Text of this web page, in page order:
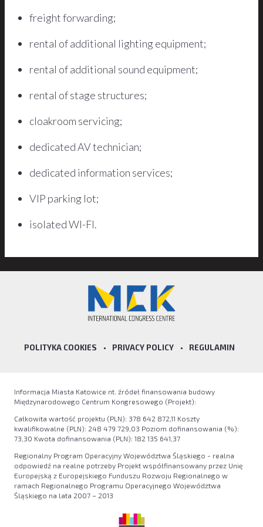
freight forwarding;
rental of additional lighting equipment;
rental of additional sound equipment;
rental of stage structures;
cloakroom servicing;
dedicated AV technician;
dedicated information services;
VIP parking lot;
isolated WI-FI.
POLITYKA COOKIES • PRIVACY POLICY • REGULAMIN
Informacja Miasta Katowice nt. źródeł finansowania budowy
Międzynarodowego Centrum Kongresowego (Projekt):
Całkowita wartość projektu (PLN): 378 642 872,11 Koszty
kwalifikowalne (PLN): 248 479 729,03 Poziom dofinansowania (%):
73,30 Kwota dofinansowania (PLN): 182 135 641,37
Regionalny Program Operacyjny Województwa Śląskiego - realna
odpowiedź na realne potrzeby Projekt współfinansowany przez Unię
Europejską z Europejskiego Funduszu Rozwoju Regionalnego w
ramach Regionalnego Programu Operacyjnego Województwa
Śląskiego na lata 2007 – 2013